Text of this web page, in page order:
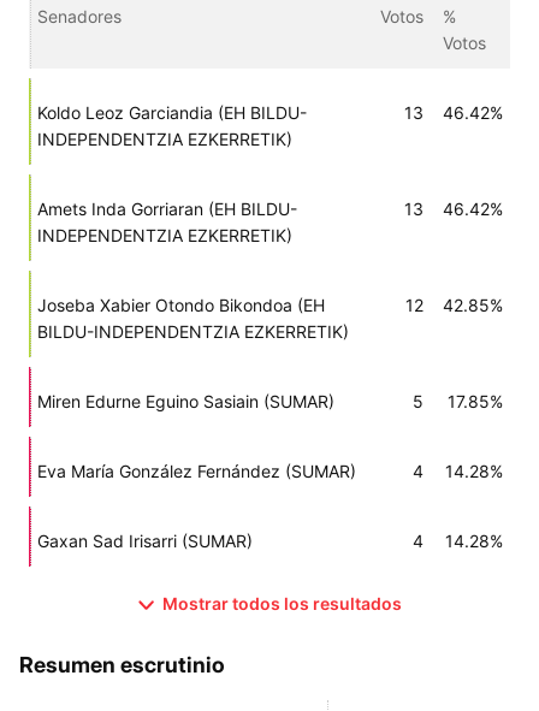
Senadores Votos
%
Votos
Koldo Leoz Garciandia (EH BILDU-
INDEPENDENTZIA EZKERRETIK)
13 46.42%
Amets Inda Gorriaran (EH BILDU-
INDEPENDENTZIA EZKERRETIK)
13 46.42%
Joseba Xabier Otondo Bikondoa (EH
BILDU-INDEPENDENTZIA EZKERRETIK)
12 42.85%
Miren Edurne Eguino Sasiain (SUMAR) 5 17.85%
Eva María González Fernández (SUMAR) 4 14.28%
Gaxan Sad Irisarri (SUMAR) 4 14.28%
Mostrar todos los resultados
Resumen escrutinio